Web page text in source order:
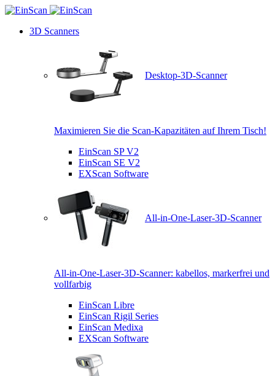
3D Scanners
Desktop-3D-Scanner
Maximieren Sie die Scan-Kapazitäten auf Ihrem Tisch!
EinScan SP V2
EinScan SE V2
EXScan Software
All-in-One-Laser-3D-Scanner
All-in-One-Laser-3D-Scanner: kabellos, markerfrei und
vollfarbig
EinScan Libre
EinScan Rigil Series
EinScan Medixa
EXScan Software